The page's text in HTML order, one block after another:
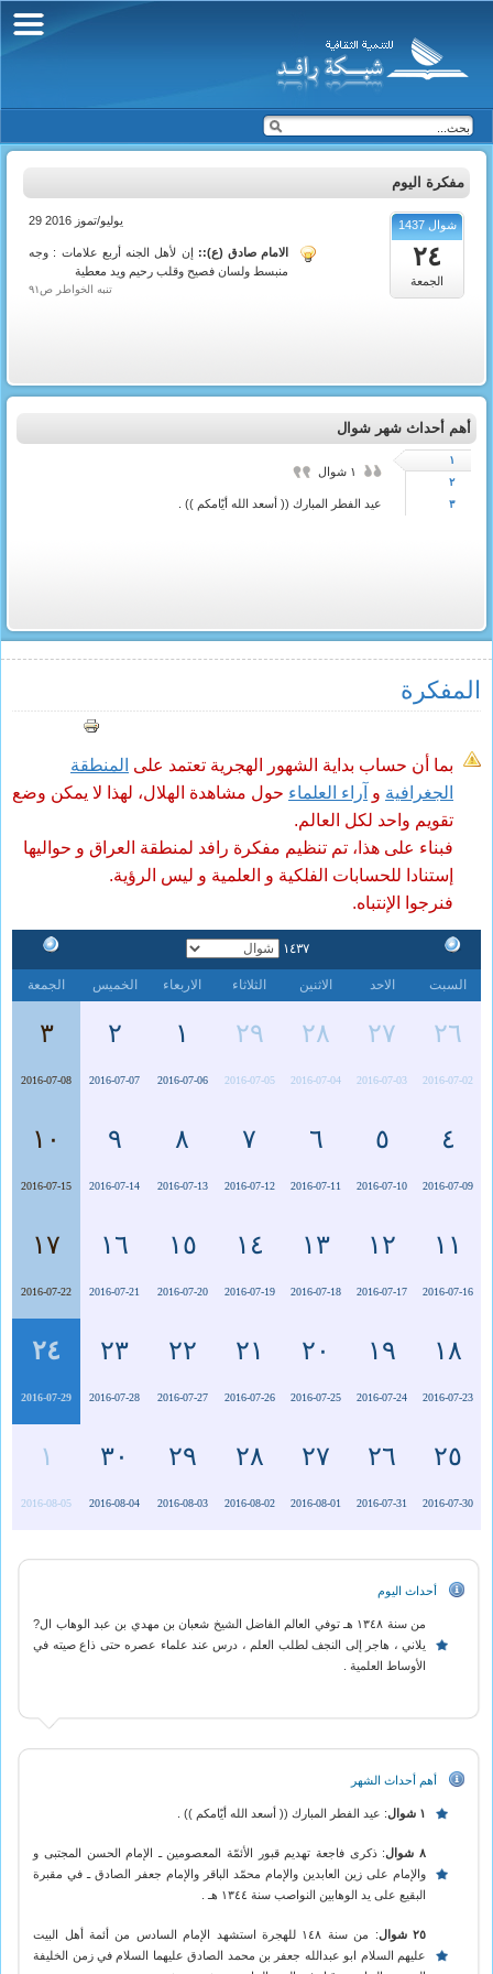
مفكرة اليوم
شوال 1437
٢٤
الجمعة
29 يوليو/تموز 2016
الامام صادق (ع):: إن لأهل الجنه أربع علامات : وجه
منبسط ولسان فصيح وقلب رحيم ويد معطية
تنبه الخواطر ص٩١
أهم أحداث شهر شوال
١
٢
٣
١ شوال
عيد الفطر المبارك (( أسعد الله أيّامكم )) .
المفکرة
بما أن حساب بداية الشهور الهجرية تعتمد على المنطقة
الجغرافية و آراء العلماء حول مشاهدة الهلال، لهذا لا يمكن وضع
تقويم واحد لكل العالم.
فبناء على هذا، تم تنظيم مفكرة رافد لمنطقة العراق و حواليها
إستنادا للحسابات الفلكية و العلمية و ليس الرؤية.
فنرجوا الإنتباه.
١٤٣٧
السبت الاحد الاثنين الثلاثاء الاربعاء الخميس الجمعة
٢٦
2016-07-02
٢٧
2016-07-03
٢٨
2016-07-04
٢٩
2016-07-05
١
2016-07-06
٢
2016-07-07
٣
2016-07-08
٤
2016-07-09
٥
2016-07-10
٦
2016-07-11
٧
2016-07-12
٨
2016-07-13
٩
2016-07-14
١٠
2016-07-15
١١
2016-07-16
١٢
2016-07-17
١٣
2016-07-18
١٤
2016-07-19
١٥
2016-07-20
١٦
2016-07-21
١٧
2016-07-22
١٨
2016-07-23
١٩
2016-07-24
٢٠
2016-07-25
٢١
2016-07-26
٢٢
2016-07-27
٢٣
2016-07-28
٢٤
2016-07-29
٢٥
2016-07-30
٢٦
2016-07-31
٢٧
2016-08-01
٢٨
2016-08-02
٢٩
2016-08-03
٣٠
2016-08-04
١
2016-08-05
أحداث اليوم
من سنة ١٣٤٨ هـ توفي العالم الفاضل الشيخ شعبان بن مهدي بن عبد الوهاب ال?
يلاني ، هاجر إلى النجف لطلب العلم ، درس عند علماء عصره حتى ذاع صيته في
الأوساط العلمية .
أهم أحداث الشهر
١ شوال : عيد الفطر المبارك (( أسعد الله أيّامكم )) .
٨ شوال
: ذكرى فاجعة تهديم قبور الأئمّة المعصومين ـ الإمام الحسن المجتبى و
والإمام على زين العابدين والإمام محمّد الباقر والإمام جعفر الصادق ـ في مقبرة
البقيع على يد الوهابين النواصب سنة ١٣٤٤ هـ .
٢٥ شوال
: من سنة ١٤٨ للهجرة استشهد الإمام السادس من أئمة أهل البيت
عليهم السلام ابو عبدالله جعفر بن محمد الصادق عليهما السلام في زمن الخليفة